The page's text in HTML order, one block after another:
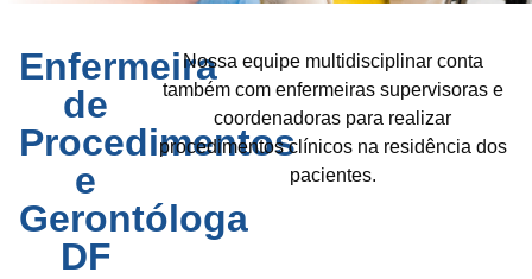
Enfermeira
de
Procedimentos
e
Gerontóloga
DF
Nossa equipe multidisciplinar conta
também com enfermeiras supervisoras e
coordenadoras para realizar
procedimentos clínicos na residência dos
pacientes.